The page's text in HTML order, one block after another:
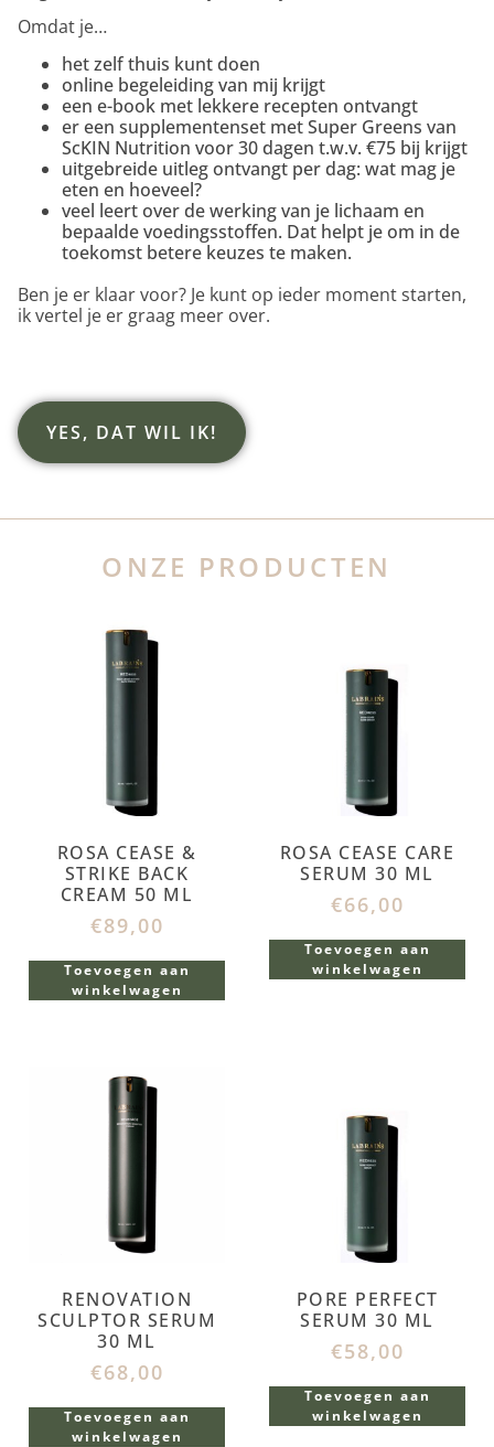
Omdat je…
het zelf thuis kunt doen
online begeleiding van mij krijgt
een e-book met lekkere recepten ontvangt
er een supplementenset met Super Greens van
ScKIN Nutrition voor 30 dagen t.w.v. €75 bij krijgt
uitgebreide uitleg ontvangt per dag: wat mag je
eten en hoeveel?
veel leert over de werking van je lichaam en
bepaalde voedingsstoffen. Dat helpt je om in de
toekomst betere keuzes te maken.
Ben je er klaar voor? Je kunt op ieder moment starten,
ik vertel je er graag meer over.
YES, DAT WIL IK!
ONZE PRODUCTEN
ROSA CEASE &
STRIKE BACK
CREAM 50 ML
€89,00
Toevoegen aan
winkelwagen
ROSA CEASE CARE
SERUM 30 ML
€66,00
Toevoegen aan
winkelwagen
RENOVATION
SCULPTOR SERUM
30 ML
€68,00
Toevoegen aan
winkelwagen
PORE PERFECT
SERUM 30 ML
€58,00
Toevoegen aan
winkelwagen